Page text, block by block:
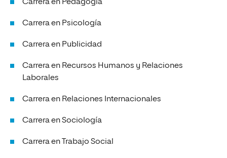
Carrera en Pedagogía
Carrera en Psicología
Carrera en Publicidad
Carrera en Recursos Humanos y Relaciones
Laborales
Carrera en Relaciones Internacionales
Carrera en Sociología
Carrera en Trabajo Social